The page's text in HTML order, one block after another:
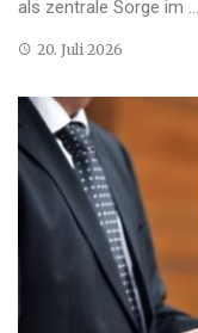
als zentrale Sorge im ...
20. Juli 2026